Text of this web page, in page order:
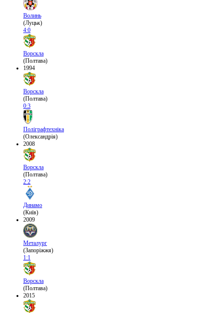
Волинь
(Луцьк)
4:0
Ворскла
(Полтава)
1994
Ворскла
(Полтава)
0:3
Поліграфтехніка
(Олександрія)
2008
Ворскла
(Полтава)
2:2
Динамо
(Київ)
2009
Металург
(Запоріжжя)
1:1
Ворскла
(Полтава)
2015